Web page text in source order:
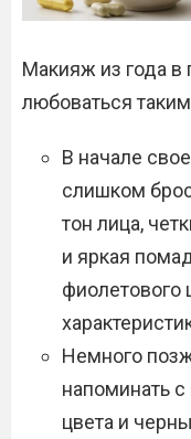
Макияж из года в
любоваться
В начале
слишком
тон лица,
и яркая
фиолетового
Немного
напоминать
цвета и